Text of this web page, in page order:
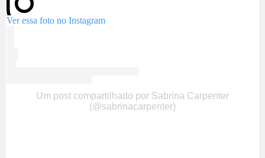
Ver essa foto no Instagram
Um post compartilhado por Sabrina Carpenter
(@sabrinacarpenter)